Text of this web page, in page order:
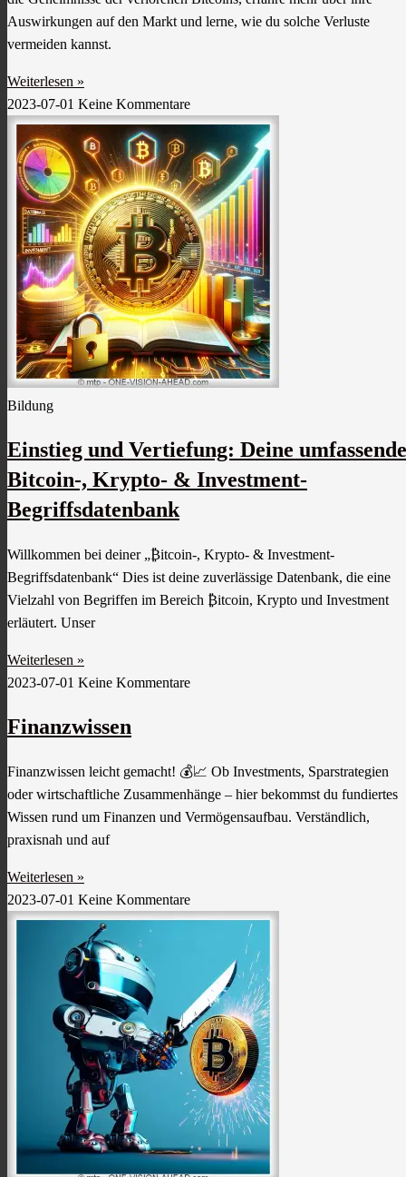
Auswirkungen auf den Markt und lerne, wie du solche Verluste
vermeiden kannst.
Weiterlesen »
2023-07-01 Keine Kommentare
Bildung
Einstieg und Vertiefung: Deine umfassende
Bitcoin-, Krypto- & Investment-
Begriffsdatenbank
Willkommen bei deiner „₿itcoin-, Krypto- & Investment-
Begriffsdatenbank“ Dies ist deine zuverlässige Datenbank, die eine
Vielzahl von Begriffen im Bereich ₿itcoin, Krypto und Investment
erläutert. Unser
Weiterlesen »
2023-07-01 Keine Kommentare
Finanzwissen
Finanzwissen leicht gemacht! 💰📈 Ob Investments, Sparstrategien
oder wirtschaftliche Zusammenhänge – hier bekommst du fundiertes
Wissen rund um Finanzen und Vermögensaufbau. Verständlich,
praxisnah und auf
Weiterlesen »
2023-07-01 Keine Kommentare